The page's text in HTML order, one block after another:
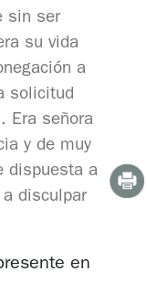
sin ser
su vida
a
solicitud
Era señora
y de muy
dispuesta a
disculpar
en